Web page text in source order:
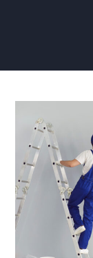
Behang
Behanger:
Vakmanschap
voor
Duurzame